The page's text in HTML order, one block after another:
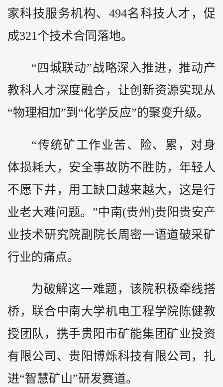
家科技服务机构、494名科技人才，促
成321个技术合同落地。
“四城联动”战略深入推进，推动产
教科人才深度融合，让创新资源实现从
“物理相加”到“化学反应”的聚变升级。
“传统矿工作业苦、险、累，对身
体损耗大，安全事故防不胜防，年轻人
不愿下井，用工缺口越来越大，这是行
业老大难问题。”中南(贵州)贵阳贵安产
业技术研究院副院长周密一语道破采矿
行业的痛点。
为破解这一难题，该院积极牵线搭
桥，联合中南大学机电工程学院陈健教
授团队，携手贵阳市矿能集团矿业投资
有限公司、贵阳博烁科技有限公司，扎
进“智慧矿山”研发赛道。